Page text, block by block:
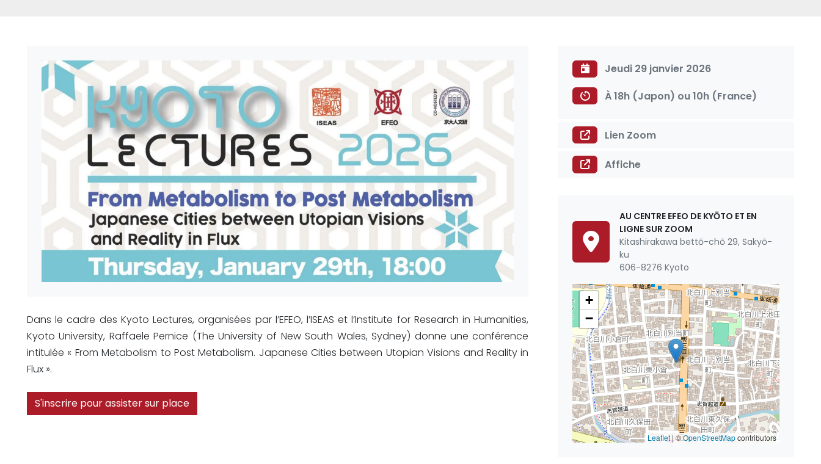
Dans le cadre des Kyoto Lectures, organisées par l’EFEO, l’ISEAS et l’Institute for Research in Humanities,
Kyoto University, Raffaele Pernice (The University of New South Wales, Sydney) donne une conférence
intitulée « From Metabolism to Post Metabolism. Japanese Cities between Utopian Visions and Reality in
Flux ».
S'inscrire pour assister sur place
Jeudi 29 janvier 2026
À 18h (Japon) ou 10h (France)
Lien Zoom
Affiche
AU CENTRE EFEO DE KYŌTO ET EN
LIGNE SUR ZOOM
Kitashirakawa bettō-chō 29, Sakyō-
ku
606-8276 Kyoto
+
−
Leaflet | ©OpenStreetMapcontributors